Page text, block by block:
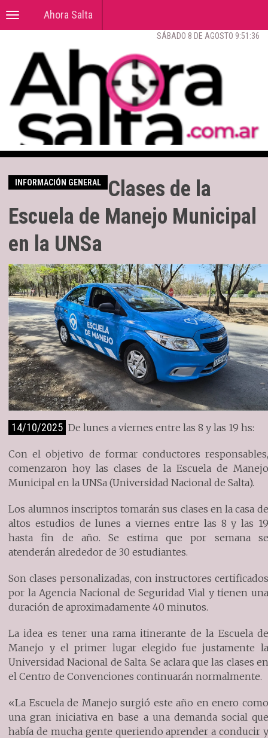
Toggle
navigation
Ahora Salta
SÁBADO 8 DE AGOSTO 9:51:36
INFORMACIÓN GENERAL
Clases de la
Escuela de Manejo Municipal
en la UNSa
14/10/2025 De lunes a viernes entre las 8 y las 19 hs:
Con el objetivo de formar conductores responsables,
comenzaron hoy las clases de la Escuela de Manejo
Municipal en la UNSa (Universidad Nacional de Salta).
Los alumnos inscriptos tomarán sus clases en la casa de
altos estudios de lunes a viernes entre las 8 y las 19
hasta fin de año. Se estima que por semana se
atenderán alrededor de 30 estudiantes.
Son clases personalizadas, con instructores certificados
por la Agencia Nacional de Seguridad Vial y tienen una
duración de aproximadamente 40 minutos.
La idea es tener una rama itinerante de la Escuela de
Manejo y el primer lugar elegido fue justamente la
Universidad Nacional de Salta. Se aclara que las clases en
el Centro de Convenciones continuarán normalmente.
«La Escuela de Manejo surgió este año en enero como
una gran iniciativa en base a una demanda social que
había de mucha gente queriendo aprender a conducir y